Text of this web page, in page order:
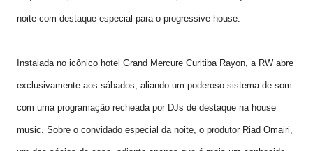
noite com destaque especial para o progressive house.
Instalada no icônico hotel Grand Mercure Curitiba Rayon, a RW abre
exclusivamente aos sábados, aliando um poderoso sistema de som
com uma programação recheada por DJs de destaque na house
music. Sobre o convidado especial da noite, o produtor Riad Omairi,